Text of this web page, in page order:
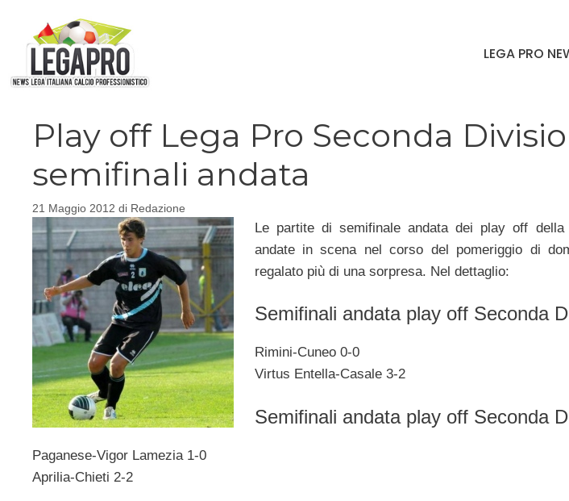
contenuto
LEGA PRO
Play off Lega Pro Seconda
semifinali andata
21 Maggio 2012 di Redazione
Le partite di semifinale andata dei play off della
andate in scena nel corso del pomeriggio di
regalato più di una sorpresa. Nel dettaglio:
Semifinali andata play off Seconda
Rimini-Cuneo 0-0
Virtus Entella-Casale 3-2
Semifinali andata play off Seconda
Paganese-Vigor Lamezia 1-0
Aprilia-Chieti 2-2